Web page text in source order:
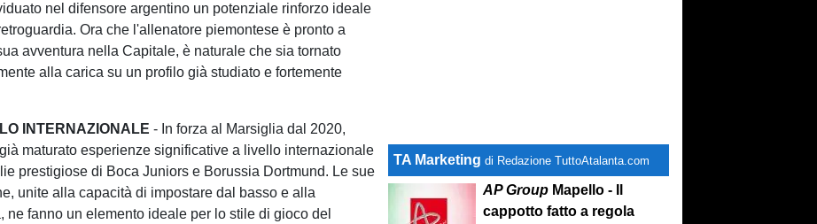
nel difensore argentino un potenziale rinforzo ideale
Ora che l'allenatore piemontese è pronto a
avventura nella Capitale, è naturale che sia tornato
alla carica su un profilo già studiato e fortemente
INTERNAZIONALE - In forza al Marsiglia dal 2020,
maturato esperienze significative a livello internazionale
prestigiose di Boca Juniors e Borussia Dortmund. Le sue
unite alla capacità di impostare dal basso e alla
ne fanno un elemento ideale per lo stile di gioco del
TA Marketing di Redazione TuttoAtalanta.com
AP Group Mapello - Il
cappotto fatto a regola